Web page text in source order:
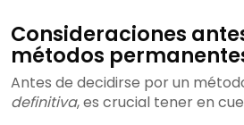
Consideraciones
métodos
Antes de decidirse por un
definitiva, es crucial tener en